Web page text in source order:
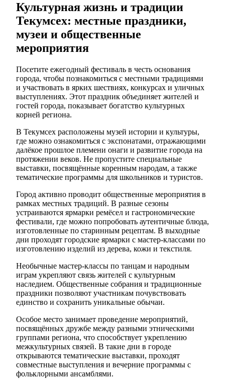
Культурная жизнь и традиции
Текумсех: местные праздники,
музеи и общественные
мероприятия
Посетите ежегодный фестиваль в честь основания
города, чтобы познакомиться с местными традициями
и участвовать в ярких шествиях, конкурсах и уличных
выступлениях. Этот праздник объединяет жителей и
гостей города, показывает богатство культурных
корней региона.
В Текумсех расположены музей истории и культуры,
где можно ознакомиться с экспонатами, отражающими
далёкое прошлое племени онаги и развитие города на
протяжении веков. Не пропустите специальные
выставки, посвящённые коренным народам, а также
тематические программы для школьников и туристов.
Город активно проводит общественные мероприятия в
рамках местных традиций. В разные сезоны
устраиваются ярмарки ремёсел и гастрономические
фестивали, где можно попробовать аутентичные блюда,
изготовленные по старинным рецептам. В выходные
дни проходят городские ярмарки с мастер-классами по
изготовлению изделий из дерева, кожи и текстиля.
Необычные мастер-классы по танцам и народным
играм укрепляют связь жителей с культурным
наследием. Общественные собрания и традиционные
праздники позволяют участникам почувствовать
единство и сохранить уникальные обычаи.
Особое место занимает проведение мероприятий,
посвящённых дружбе между разными этническими
группами региона, что способствует укреплению
межкультурных связей. В такие дни в городе
открываются тематические выставки, проходят
совместные выступления и вечерние программы с
фольклорными ансамблями.